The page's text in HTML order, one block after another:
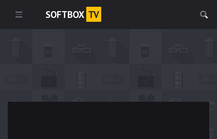
SOFTBOX TV